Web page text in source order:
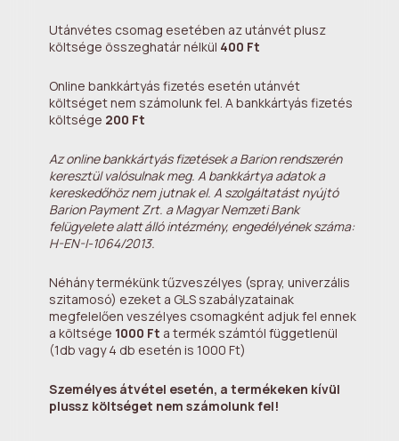
Utánvétes csomag esetében az utánvét plusz
költsége összeghatár nélkül 400 Ft
Online bankkártyás fizetés esetén utánvét
költséget nem számolunk fel. A bankkártyás fizetés
költsége 200 Ft
Az online bankkártyás fizetések a Barion rendszerén
keresztül valósulnak meg. A bankkártya adatok a
kereskedőhöz nem jutnak el. A szolgáltatást nyújtó
Barion Payment Zrt. a Magyar Nemzeti Bank
felügyelete alatt álló intézmény, engedélyének száma:
H-EN-I-1064/2013.
Néhány termékünk tűzveszélyes (spray, univerzális
szitamosó) ezeket a GLS szabályzatainak
megfelelően veszélyes csomagként adjuk fel ennek
a költsége 1000 Ft a termék számtól függetlenül
(1db vagy 4 db esetén is 1000 Ft)
Személyes átvétel esetén, a termékeken kívül
plussz költséget nem számolunk fel!